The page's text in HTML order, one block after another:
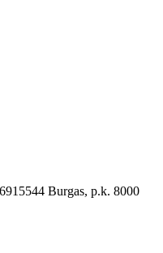
Burgas, p.k. 8000